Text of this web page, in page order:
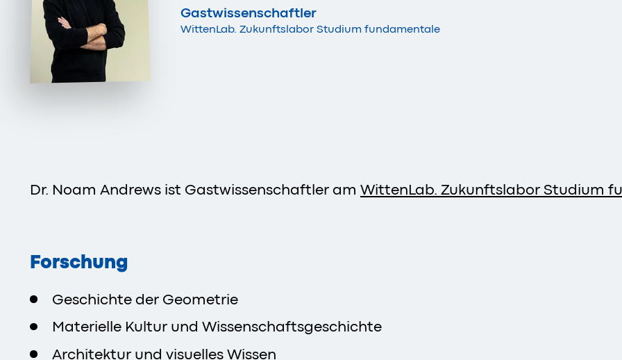
Gastwissenschaftler
WittenLab. Zukunftslabor Studium fundamentale
Dr. Noam Andrews ist Gastwissenschaftler am WittenLab. Zukunftslabor Studium
Forschung
Geschichte der Geometrie
Materielle Kultur und Wissenschaftsgeschichte
Architektur und visuelles Wissen